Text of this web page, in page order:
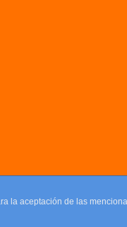
la aceptación de las